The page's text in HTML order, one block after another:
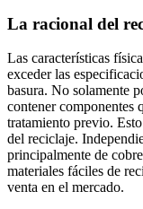
La racional del
Las características
exceder las
basura. No solamente
contener componentes
tratamiento previo.
del reciclaje.
principalmente de
materiales fáciles de
venta en el mercado.